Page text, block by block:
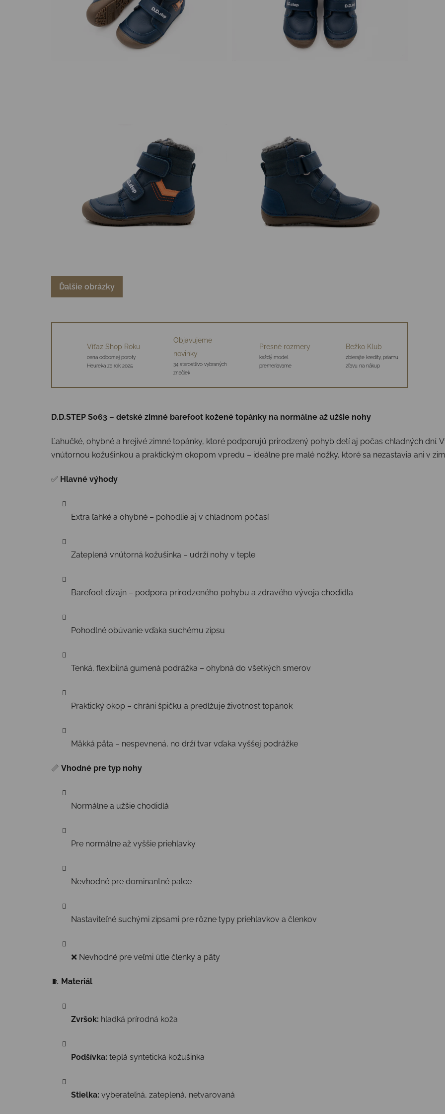
Ďalšie obrázky
Víťaz Shop Roku
cena odbornej poroty
Heureka za rok 2025
Objavujeme
novinky
34 starostlivo vybraných
značiek
Presné rozmery
každý model
premeriavame
Bežko Klub
zbierajte kredity, priamu
zľavu na nákup
D.D.STEP S063 – detské zimné barefoot kožené topánky na normálne až užšie nohy
Ľahučké, ohybné a hrejivé zimné topánky, ktoré podporujú prirodzený pohyb detí aj počas chladných dní.
vnútornou kožušinkou a praktickým okopom vpredu – ideálne pre malé nožky, ktoré sa nezastavia ani v
✅ Hlavné výhody
Extra ľahké a ohybné – pohodlie aj v chladnom počasí
Zateplená vnútorná kožušinka – udrží nohy v teple
Barefoot dizajn – podpora prirodzeného pohybu a zdravého vývoja chodidla
Pohodlné obúvanie vďaka suchému zipsu
Tenká, flexibilná gumená podrážka – ohybná do všetkých smerov
Praktický okop – chráni špičku a predlžuje životnosť topánok
Mäkká päta – nespevnená, no drží tvar vďaka vyššej podrážke
📏 Vhodné pre typ nohy
Normálne a užšie chodidlá
Pre normálne až vyššie priehlavky
Nevhodné pre dominantné palce
Nastaviteľné suchými zipsami pre rôzne typy priehlavkov a členkov
❌ Nevhodné pre veľmi útle členky a päty
🧵 Materiál
Zvršok: hladká prírodná koža
Podšívka: teplá syntetická kožušinka
Stielka: vyberateľná, zateplená, netvarovaná